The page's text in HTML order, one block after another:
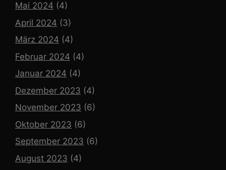
Mai 2024 (4)
April 2024 (3)
März 2024 (4)
Februar 2024 (4)
Januar 2024 (4)
Dezember 2023 (4)
November 2023 (6)
Oktober 2023 (6)
September 2023 (6)
August 2023 (4)